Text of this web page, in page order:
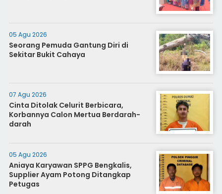
05 Agu 2026
Seorang Pemuda Gantung Diri di
Sekitar Bukit Cahaya
07 Agu 2026
Cinta Ditolak Celurit Berbicara,
Korbannya Calon Mertua Berdarah-
darah
05 Agu 2026
Aniaya Karyawan SPPG Bengkalis,
Supplier Ayam Potong Ditangkap
Petugas